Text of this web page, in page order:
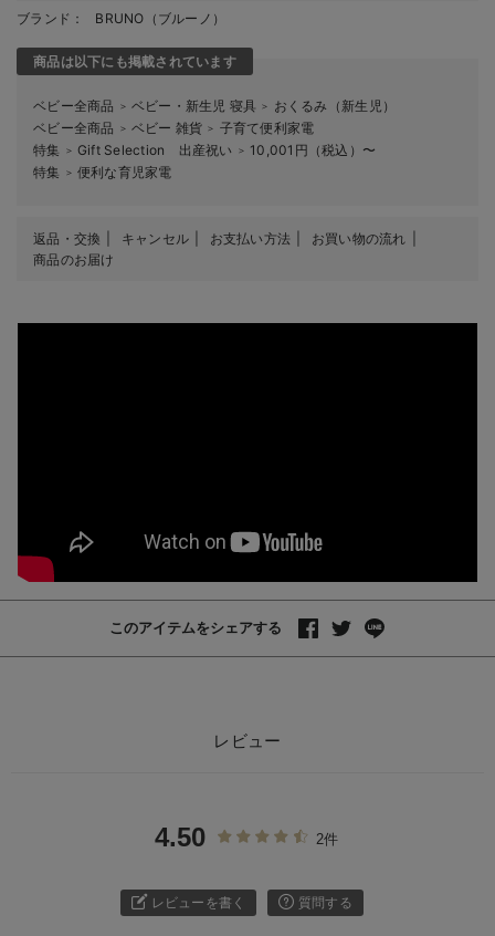
ブランド： BRUNO（ブルーノ）
商品は以下にも掲載されています
ベビー全商品 ＞ ベビー・新生児 寝具 ＞
おくるみ（新生児）
ベビー全商品
＞ ベビー 雑貨 ＞ 子育て便利家電
特集
＞ Gift Selection 出産祝い ＞ 10,001円（税込）〜
特集
＞ 便利な育児家電
返品・交換 キャンセル お支払い方法
お買い物の流れ
商品のお届け
このアイテムをシェアする
レビュー
4.50 2件
レビューを書く 質問する